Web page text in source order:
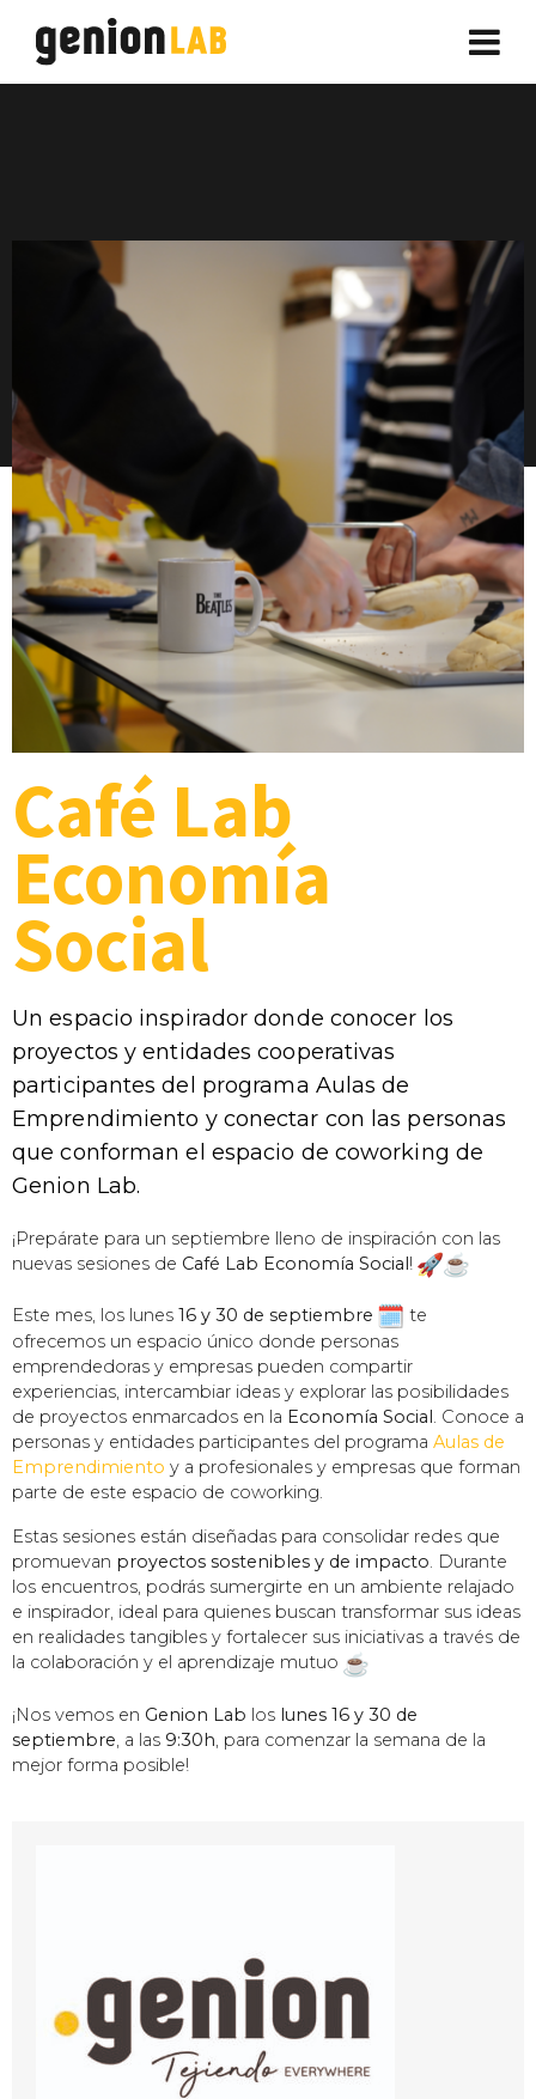
Café Lab
Economía
Social
Un espacio inspirador donde conocer los
proyectos y entidades cooperativas
participantes del programa Aulas de
Emprendimiento y conectar con las personas
que conforman el espacio de coworking de
Genion Lab.
¡Prepárate para un septiembre lleno de inspiración con las
nuevas sesiones de Café Lab Economía Social!
Este mes, los lunes 16 y 30 de septiembre
te
ofrecemos un espacio único donde personas
emprendedoras y empresas pueden compartir
experiencias, intercambiar ideas y explorar las posibilidades
de proyectos enmarcados en la Economía Social . Conoce a
personas y entidades participantes del programa Aulas de
Emprendimiento y a profesionales y empresas que forman
parte de este espacio de coworking.
Estas sesiones están diseñadas para consolidar redes que
promuevan proyectos sostenibles y de impacto. Durante
los encuentros, podrás sumergirte en un ambiente relajado
e inspirador, ideal para quienes buscan transformar sus ideas
en realidades tangibles y fortalecer sus iniciativas a través de
la colaboración y el aprendizaje mutuo
¡Nos vemos en Genion Lab los lunes 16 y 30 de
septiembre, a las 9:30h, para comenzar la semana de la
mejor forma posible!